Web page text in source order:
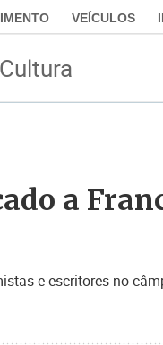
VEÍCULOS
Cultura
a
e escritores no